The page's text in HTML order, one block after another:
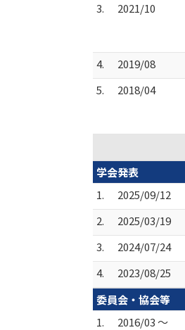
3.
2021/10
4. 2019/08
5.
2018/04
学会発表
1.
2025/09/12
2.
2025/03/19
3.
2024/07/24
4.
2023/08/25
委員会・協会等
1.
2016/03 ～